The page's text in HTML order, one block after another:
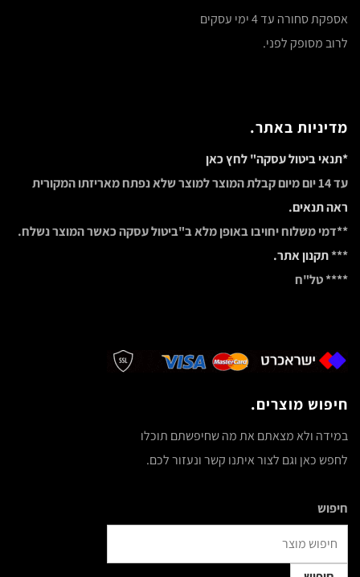
אספקת סחורה עד 4 ימי עסקים
לרוב מסופק לפני.
מדיניות באתר.
*תנאי ביטול עסקה" לחץ כאן
עד 14 יום מיום קבלת המוצר למוצר שלא נפתח מאריזתו המקורית
ראה תנאים.
**דמי משלוח יחויבו באופן מלא ב"ביטול עסקה כאשר המוצר נשלח.
***תקנון אתר.
**** טל"ח
חיפוש מוצרים.
במידה ולא מצאתם את מה שחיפשתם תוכלו
לחפש כאן וגם לצור איתנו קשר ונעזור לכם.
חיפוש